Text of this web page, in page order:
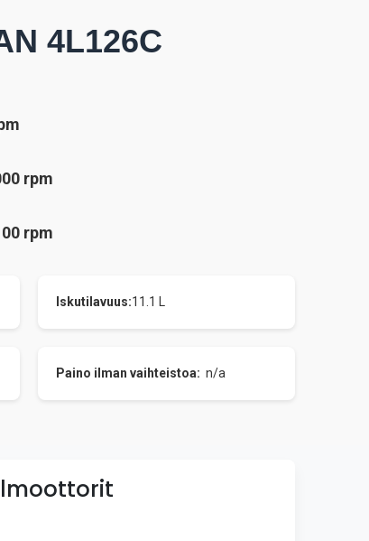
4L126C
rpm
rpm
Iskutilavuus:11.1 L
Paino ilman vaihteistoa: n/a